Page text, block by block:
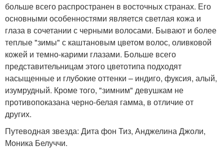
больше всего распространен в восточных странах. Его
основными особенностями является светлая кожа и
глаза в сочетании с черными волосами. Бывают и более
теплые "зимы" с каштановым цветом волос, оливковой
кожей и темно-карими глазами. Больше всего
представительницам этого цветотипа подходят
насыщенные и глубокие оттенки – индиго, фуксия, алый,
изумрудный. Кроме того, "зимним" девушкам не
противопоказана черно-белая гамма, в отличие от
других.
Путеводная звезда: Дита фон Тиз, Анджелина Джоли,
Моника Белуччи.